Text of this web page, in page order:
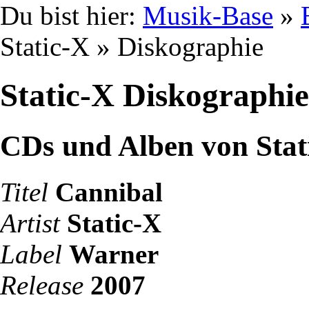
Du bist hier: Musik-Base »
Static-X » Diskographie
Static-X Diskographie
CDs und Alben von
Titel Cannibal
Artist Static-X
Label Warner
Release 2007